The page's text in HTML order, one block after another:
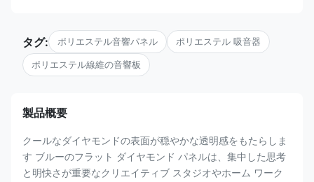
タグ: ポリエステル音響パネル ポリエステル 吸音器
ポリエステル線維の音響板
製品概要
クールなダイヤモンドの表面が穏やかな透明感をもたらしま
す ブルーのフラット ダイヤモンド パネルは、集中した思考
と明快さが重要なクリエイティブ スタジオやホーム ワーク